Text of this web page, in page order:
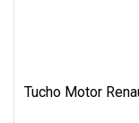
Tucho Motor